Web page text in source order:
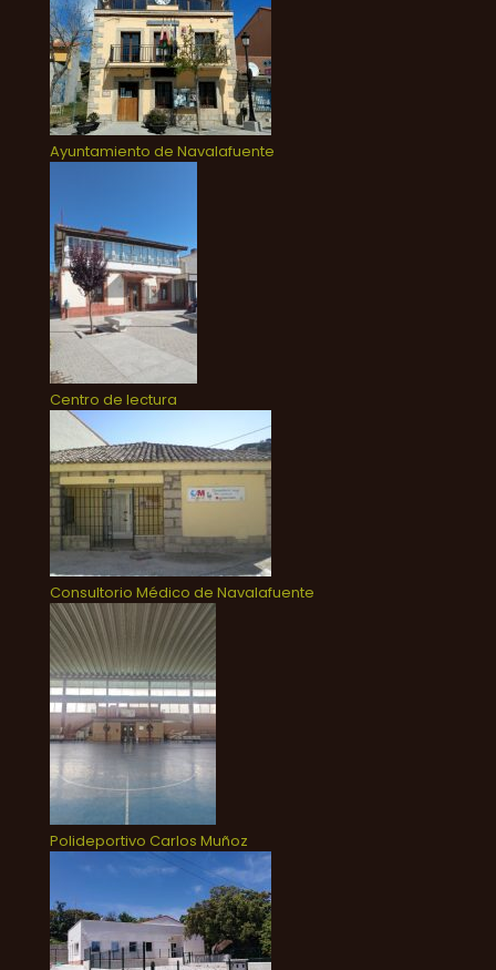
Ayuntamiento de Navalafuente
Centro de lectura
Consultorio Médico de Navalafuente
Polideportivo Carlos Muñoz